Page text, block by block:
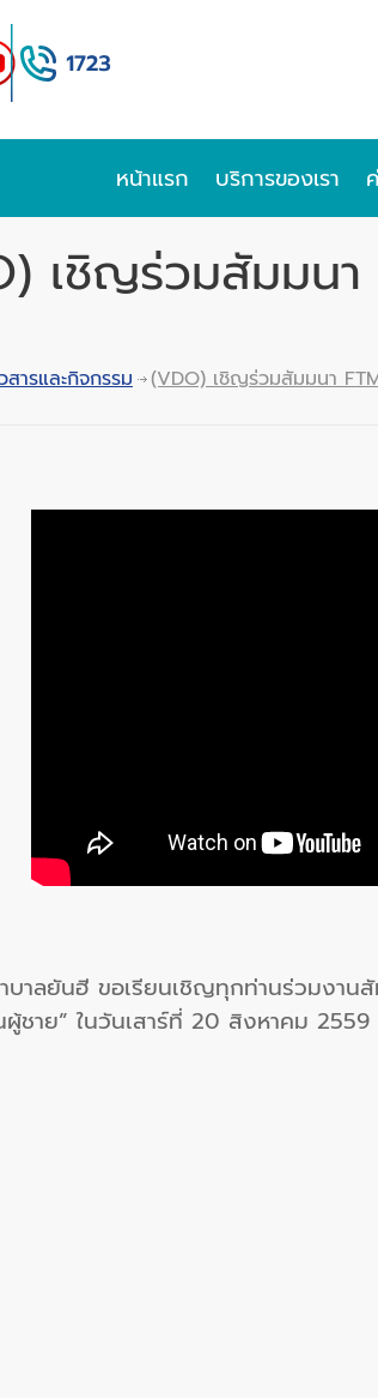
หน้าแรก บริการของเรา
เชิญร่วมสัมมน
สารและกิจกรรม (VDO) เชิญร่วมสัมมนา
ลยันฮี ขอเรียนเชิญทุกท่านร่วมงานสั
ผู้ชาย” ในวันเสาร์ที่ 20 สิงหาคม